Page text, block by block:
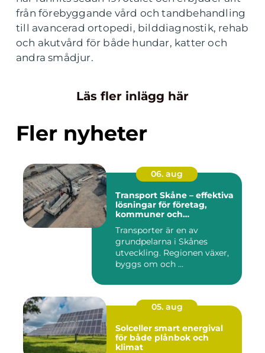
från förebyggande vård och tandbehandling
till avancerad ortopedi, bilddiagnostik, rehab
och akutvård för både hundar, katter och
andra smådjur.
Läs fler inlägg här
Fler nyheter
06. aug
Transport Skåne – effektiva
lösningar för företag,
kommuner och
Transporter är en av
grundpelarna i Skånes
utveckling. Regionen växer,
byggs om och ...
05. aug
Solceller smart energival
för både plånbok och
klimat